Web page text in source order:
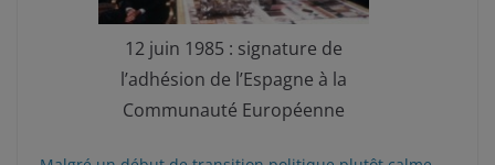
12 juin 1985 : signature de
l’adhésion de l’Espagne à la
Communauté Européenne